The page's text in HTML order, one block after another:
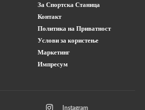
За Спортска Станица
Контакт
Политика на Приватност
Услови за користење
Маркетинг
Импресум
Instagram